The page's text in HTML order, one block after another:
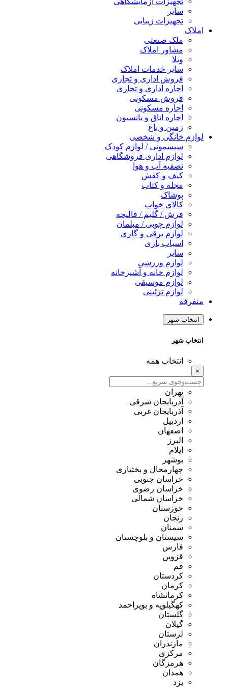
سایر
تجهیزات زیبایی
املاک
ملک صنعتی
مشاور املاک
ویلا
سایر خدمات املاک
فروش اداری و تجاری
اجاره اداری و تجاری
فروش مسکونی
اجاره مسکونی
اجاره اتاق و پانسیون
زمین و باغ
لوازم خانگی و شخصی
سیسمونی / لوازم کودک
لوازم اداری فروشگاهی
تصفیه آب و هوا
کیف و کفش
مجله و کتاب
پوشاک
کالای خواب
فرش / گلیم / قالیچه
لوازم چوبی / مبلمان
لوازم برقی و گازی
اسباب بازی
سایر
لوازم ورزشی
لوازم خانه و آشپزخانه
لوازم موسیقی
لوازم تزئینی
متفرقه
انتخاب شهر
انتخاب شهر
انتخاب همه
×
تهران
آذربایجان شرقی
آذربایجان غربی
اردبیل
اصفهان
البرز
ایلام
بوشهر
چهارمحال و بختیاری
خراسان جنوبی
خراسان رضوی
خراسان شمالی
خوزستان
زنجان
سمنان
سیستان و بلوچستان
فارس
قزوین
قم
کردستان
کرمان
کرمانشاه
کهگیلویه و بویراحمد
گلستان
گیلان
لرستان
مازندران
مرکزی
هرمزگان
همدان
یزد